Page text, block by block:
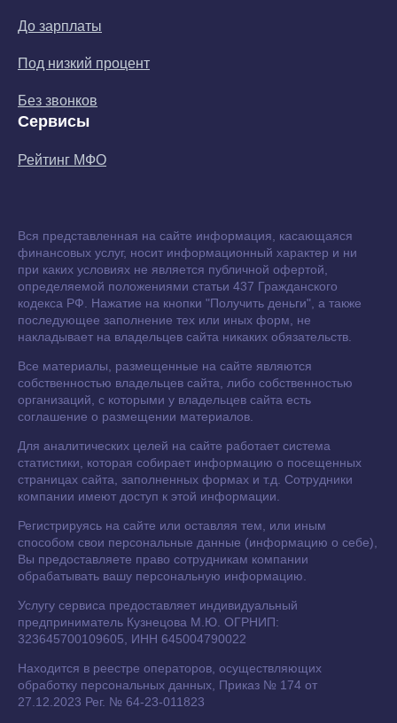
До зарплаты
Под низкий процент
Без звонков
Сервисы
Рейтинг МФО
Вся представленная на сайте информация, касающаяся
финансовых услуг, носит информационный характер и ни
при каких условиях не является публичной офертой,
определяемой положениями статьи 437 Гражданского
кодекса РФ. Нажатие на кнопки "Получить деньги", а также
последующее заполнение тех или иных форм, не
накладывает на владельцев сайта никаких обязательств.
Все материалы, размещенные на сайте являются
собственностью владельцев сайта, либо собственностью
организаций, с которыми у владельцев сайта есть
соглашение о размещении материалов.
Для аналитических целей на сайте работает система
статистики, которая собирает информацию о посещенных
страницах сайта, заполненных формах и т.д. Сотрудники
компании имеют доступ к этой информации.
Регистрируясь на сайте или оставляя тем, или иным
способом свои персональные данные (информацию о себе),
Вы предоставляете право сотрудникам компании
обрабатывать вашу персональную информацию.
Услугу сервиса предоставляет индивидуальный
предприниматель Кузнецова М.Ю. ОГРНИП:
323645700109605, ИНН 645004790022
Находится в реестре операторов, осуществляющих
обработку персональных данных, Приказ № 174 от
27.12.2023 Рег. № 64-23-011823